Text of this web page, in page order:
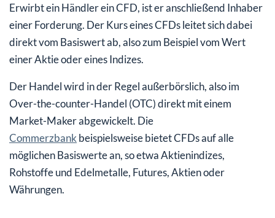
Erwirbt ein Händler ein CFD, ist er anschließend Inhaber
einer Forderung. Der Kurs eines CFDs leitet sich dabei
direkt vom Basiswert ab, also zum Beispiel vom Wert
einer Aktie oder eines Indizes.
Der Handel wird in der Regel außerbörslich, also im
Over-the-counter-Handel (OTC) direkt mit einem
Market-Maker abgewickelt. Die
Commerzbank beispielsweise bietet CFDs auf alle
möglichen Basiswerte an, so etwa Aktienindizes,
Rohstoffe und Edelmetalle, Futures, Aktien oder
Währungen.